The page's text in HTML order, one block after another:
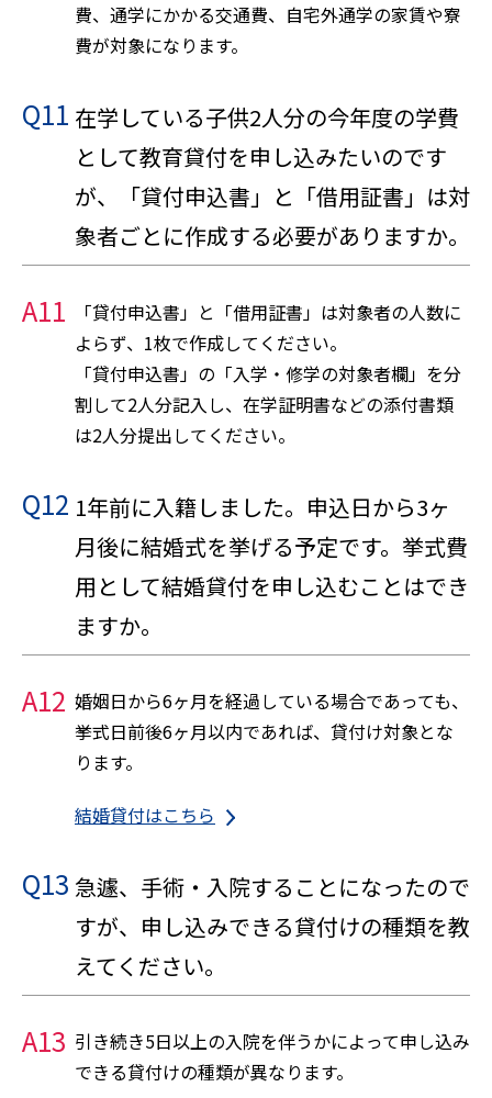
費、通学にかかる交通費、自宅外通学の家賃や寮
費が対象になります。
Q11 在学している子供2人分の今年度の学費
として教育貸付を申し込みたいのです
が、「貸付申込書」と「借用証書」は対
象者ごとに作成する必要がありますか。
A11
「貸付申込書」と「借用証書」は対象者の人数に
よらず、1枚で作成してください。
「貸付申込書」の「入学・修学の対象者欄」を分
割して2人分記入し、在学証明書などの添付書類
は2人分提出してください。
Q12 1年前に入籍しました。申込日から3ヶ
月後に結婚式を挙げる予定です。挙式費
用として結婚貸付を申し込むことはでき
ますか。
A12 婚姻日から6ヶ月を経過している場合であっても、
挙式日前後6ヶ月以内であれば、貸付け対象とな
ります。
結婚貸付はこちら
Q13 急遽、手術・入院することになったので
すが、申し込みできる貸付けの種類を教
えてください。
A13 引き続き5日以上の入院を伴うかによって申し込み
できる貸付けの種類が異なります。